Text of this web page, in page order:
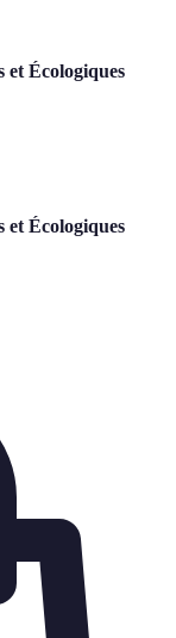
et Écologiques
et Écologiques